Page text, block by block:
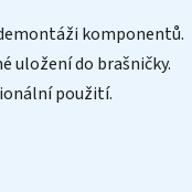
komponentů.
uložení do brašničky.
použití.